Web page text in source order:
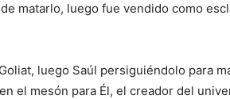
matarlo, luego fue vendido como
luego Saúl persiguiéndolo para
el mesón para Él, el creador del